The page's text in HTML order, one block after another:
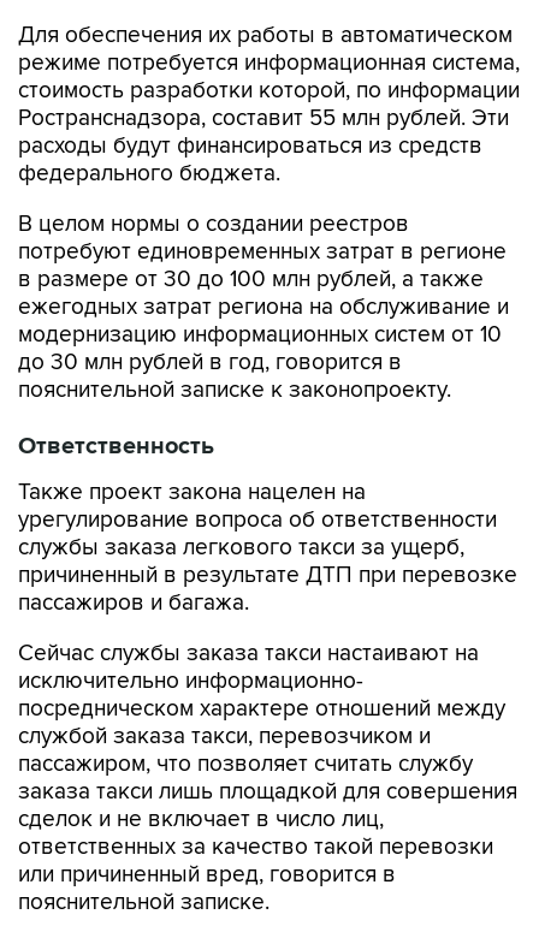
Для обеспечения их работы в автоматическом
режиме потребуется информационная система,
стоимость разработки которой, по информации
Ространснадзора, составит 55 млн рублей. Эти
расходы будут финансироваться из средств
федерального бюджета.
В целом нормы о создании реестров
потребуют единовременных затрат в регионе
в размере от 30 до 100 млн рублей, а также
ежегодных затрат региона на обслуживание и
модернизацию информационных систем от 10
до 30 млн рублей в год, говорится в
пояснительной записке к законопроекту.
Ответственность
Также проект закона нацелен на
урегулирование вопроса об ответственности
службы заказа легкового такси за ущерб,
причиненный в результате ДТП при перевозке
пассажиров и багажа.
Сейчас службы заказа такси настаивают на
исключительно информационно-
посредническом характере отношений между
службой заказа такси, перевозчиком и
пассажиром, что позволяет считать службу
заказа такси лишь площадкой для совершения
сделок и не включает в число лиц,
ответственных за качество такой перевозки
или причиненный вред, говорится в
пояснительной записке.